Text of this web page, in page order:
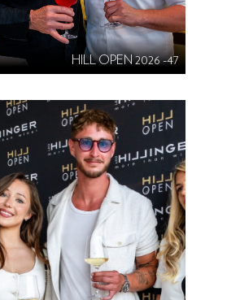
HILL OPEN 2026 -47